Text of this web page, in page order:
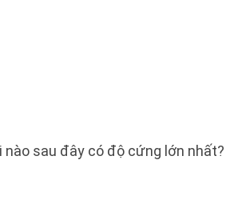
nào sau đây có độ cứng lớn nhất?